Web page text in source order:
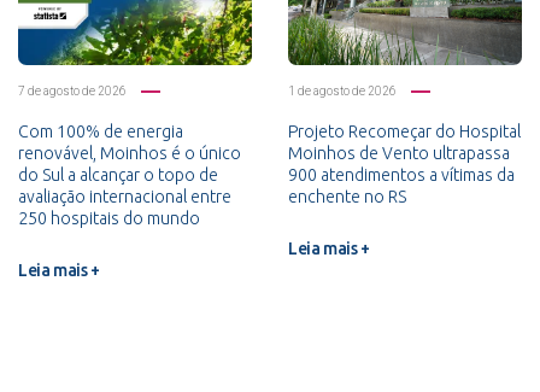
7 de agosto de 2026
Com 100% de energia
renovável, Moinhos é o único
do Sul a alcançar o topo de
avaliação internacional entre
250 hospitais do mundo
Leia mais +
1 de agosto de 2026
Projeto Recomeçar do Hospital
Moinhos de Vento ultrapassa
900 atendimentos a vítimas da
enchente no RS
Leia mais +